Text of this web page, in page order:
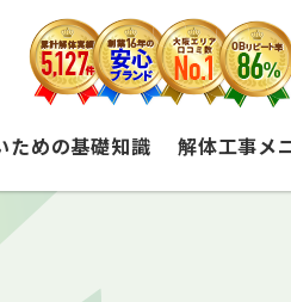
ための基礎知識 解体工事メ